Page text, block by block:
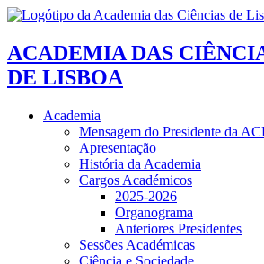
ACADEMIA DAS
DE LISBOA
Academia
Mensagem do Presidente da
Apresentação
História da Academia
Cargos Académicos
2025-2026
Organograma
Anteriores Presidentes
Sessões Académicas
Ciência e Sociedade